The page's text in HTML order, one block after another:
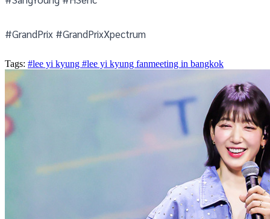
#GrandPrix #GrandPrixXpectrum
Tags: #lee yi kyung #lee yi kyung fanmeeting in bangkok